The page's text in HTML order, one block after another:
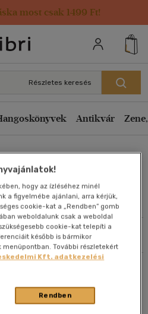
most csak 1499 Ft!
adatai
Részletes keresés
Antikvár
Rendezés
csökkenő
növekvő
hogy az ízléséhez minél
a figyelmébe ajánlani, arra kérjük,
cookie-kat a „Rendben” gomb
weboldalunk csak a weboldal
cookie-kat telepíti a
később is bármikor
További részletekért
Kft. adatkezelési
Rendben